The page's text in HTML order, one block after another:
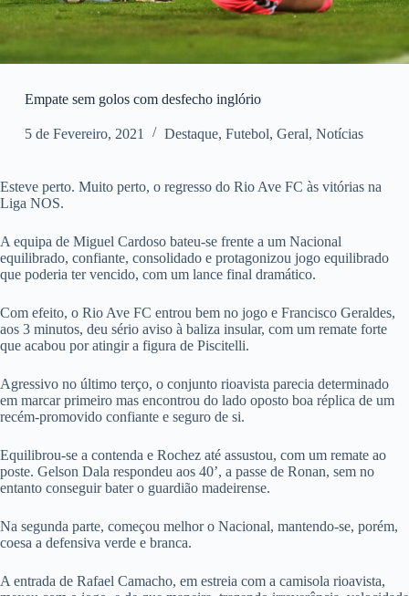
Empate sem golos com desfecho inglório
5 de Fevereiro, 2021 Destaque, Futebol, Geral, Notícias
Esteve perto. Muito perto, o regresso do Rio Ave FC às vitórias na
Liga NOS.
A equipa de Miguel Cardoso bateu-se frente a um Nacional
equilibrado, confiante, consolidado e protagonizou jogo equilibrado
que poderia ter vencido, com um lance final dramático.
Com efeito, o Rio Ave FC entrou bem no jogo e Francisco Geraldes,
aos 3 minutos, deu sério aviso à baliza insular, com um remate forte
que acabou por atingir a figura de Piscitelli.
Agressivo no último terço, o conjunto rioavista parecia determinado
em marcar primeiro mas encontrou do lado oposto boa réplica de um
recém-promovido confiante e seguro de si.
Equilibrou-se a contenda e Rochez até assustou, com um remate ao
poste. Gelson Dala respondeu aos 40’, a passe de Ronan, sem no
entanto conseguir bater o guardião madeirense.
Na segunda parte, começou melhor o Nacional, mantendo-se, porém,
coesa a defensiva verde e branca.
A entrada de Rafael Camacho, em estreia com a camisola rioavista,